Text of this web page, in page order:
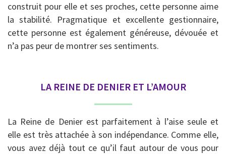
construit pour elle et ses proches, cette personne aime
la stabilité. Pragmatique et excellente gestionnaire,
cette personne est également généreuse, dévouée et
n’a pas peur de montrer ses sentiments.
LA REINE DE DENIER ET L’AMOUR
La Reine de Denier est parfaitement à l’aise seule et
elle est très attachée à son indépendance. Comme elle,
vous avez déjà tout ce qu’il faut autour de vous pour